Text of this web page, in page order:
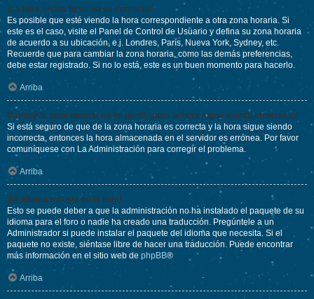
¡La hora en los foros no es correcta!
Es posible que esté viendo la hora correspondiente a otra zona horaria. Si
este es el caso, visite el Panel de Control de Usuario y defina su zona horaria
de acuerdo a su ubicación, e.j. Londres, París, Nueva York, Sydney, etc.
Recuerde que para cambiar la zona horaria, como las demás preferencias,
debe estar registrado. Si no lo está, este es un buen momento para hacerlo.
Arriba
Cambié la zona horaria en mi perfil, ¡pero la hora sigue siendo incorrecto!
Si está seguro de que de la zona horaria es correcta y la hora sigue siendo
incorrecta, entonces la hora almacenada en el servidor es errónea. Por favor
comuníquese con La Administración para corregir el problema.
Arriba
¡Mi idioma no está en la lista!
Esto se puede deber a que la administración no ha instalado el paquete de su
idioma para el foro o nadie ha creado una traducción. Pregúntele a un
Administrador si puede instalar el paquete del idioma que necesita. Si el
paquete no existe, siéntase libre de hacer una traducción. Puede encontrar
más información en el sitio web de phpBB®
Arriba